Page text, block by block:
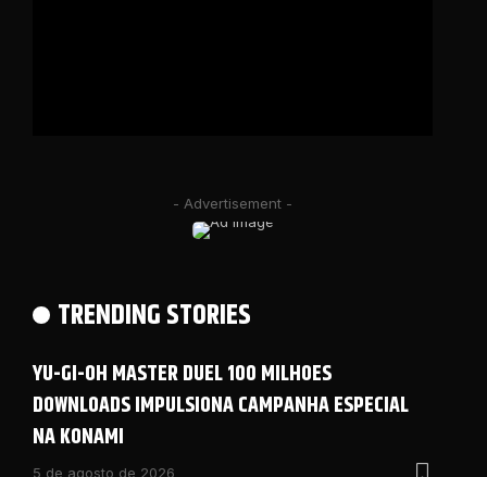
- Advertisement -
TRENDING STORIES
YU-GI-OH MASTER DUEL 100 MILHOES
DOWNLOADS IMPULSIONA CAMPANHA ESPECIAL
NA KONAMI
5 de agosto de 2026